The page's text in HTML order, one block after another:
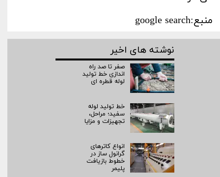
منبع:google search
نوشته های اخیر
صفر تا صد راه‌
اندازی خط تولید
لوله قطره ای
خط تولید لوله
سفید؛ مراحل،
تجهیزات و مزایا
انواع کاترهای
گرانول ساز در
خطوط بازیافت
پلیمر